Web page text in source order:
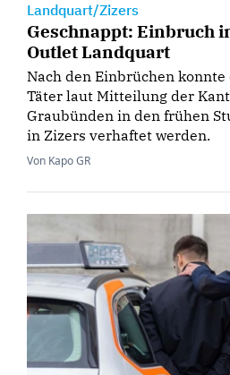
Landquart/Zizers
Geschnappt: Einbruch
Outlet Landquart
Nach den Einbrüchen
Täter laut Mitteilung der
Graubünden in den frühen
in Zizers verhaftet werden.
Von Kapo GR